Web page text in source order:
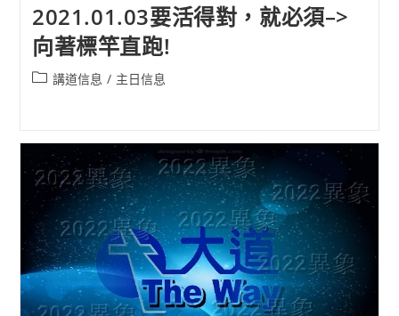
2021.01.03要活得對，就必須–>
向著標竿直跑!
Post講道信息 / 主日信息